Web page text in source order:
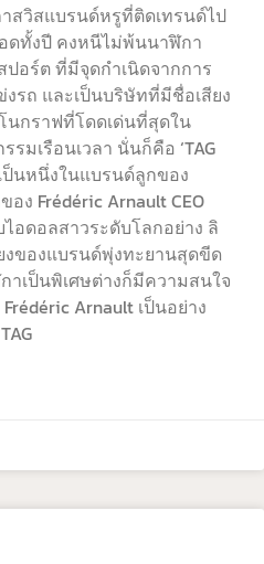
สวิสแบรนด์หรูที่ติดเทรนด์ไป
ดทั้งปี คงหนีไม่พ้นนาฬิกา
อร์ต ที่มีจุดกำเนิดจากการ
ถ และเป็นบริษัทที่มีชื่อเสียง
กราฟที่โดดเด่นที่สุดใน
มเรือนเวลา นั่นก็คือ ‘TAG
นหนึ่งในแบรนด์ลูกของ
ง Frédéric Arnault CEO
ดอลสาวระดับโลกอย่าง ลิ
งของแบรนด์พุ่งทะยานสุดขีด
เป็นพิเศษต่างก็มีความสนใจ
Arnault เป็นอย่าง